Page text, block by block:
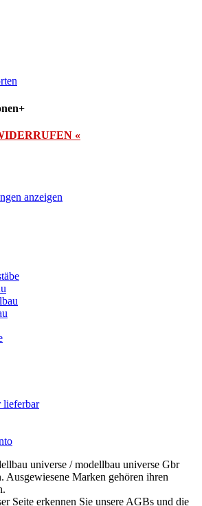
+
«
anzeigen
lieferbar
universe / modellbau universe Gbr
Ausgewiesene Marken gehören ihren
Seite erkennen Sie unsere AGBs und die